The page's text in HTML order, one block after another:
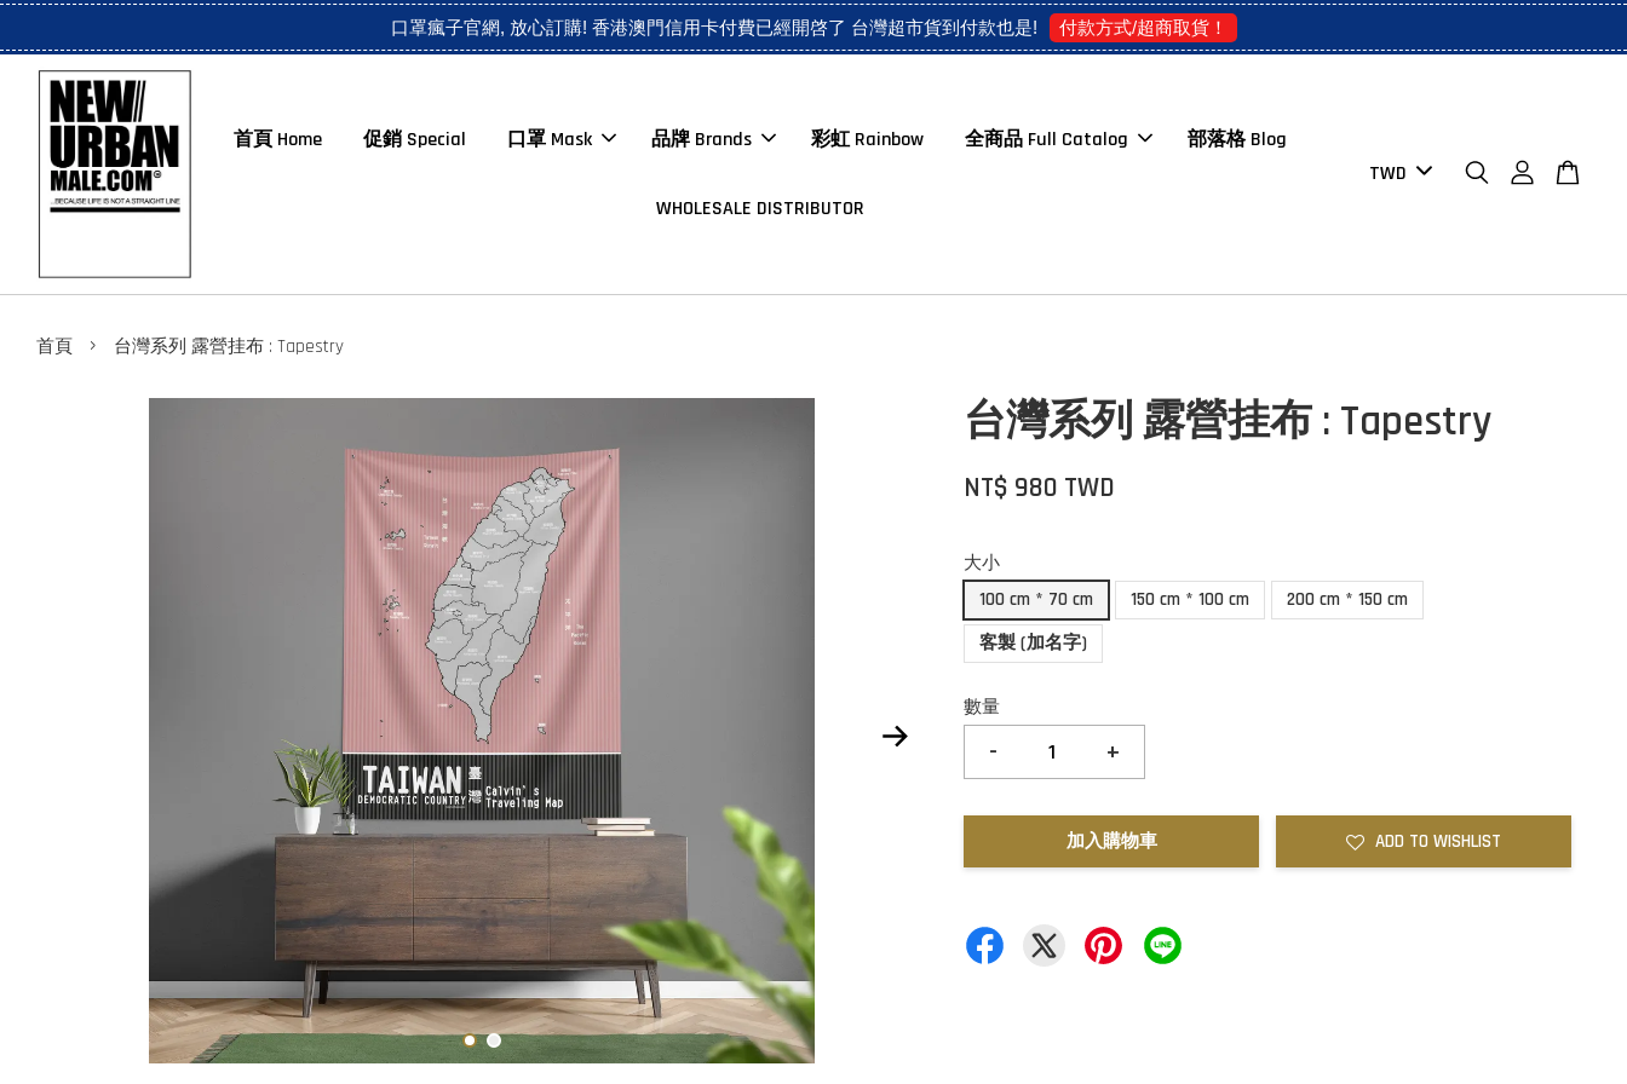
口罩瘋子官網, 放心訂購! 香港澳門信用卡付費已經開啓了 台灣超市貨到付款也是! 付款方式/超商取貨！
首頁 Home 促銷 Special 口罩 Mask 品牌 Brands 彩虹 Rainbow 全商品 Full Catalog 部落格 Blog
WHOLESALE DISTRIBUTOR
首頁 › 台灣系列 露營挂布 : Tapestry
台灣系列 露營挂布 : Tapestry
NT$ 980 TWD
大小
100 cm * 70 cm
150 cm * 100 cm
200 cm * 150 cm
客製 (加名字)
數量
- +
加入購物車 ADD TO WISHLIST